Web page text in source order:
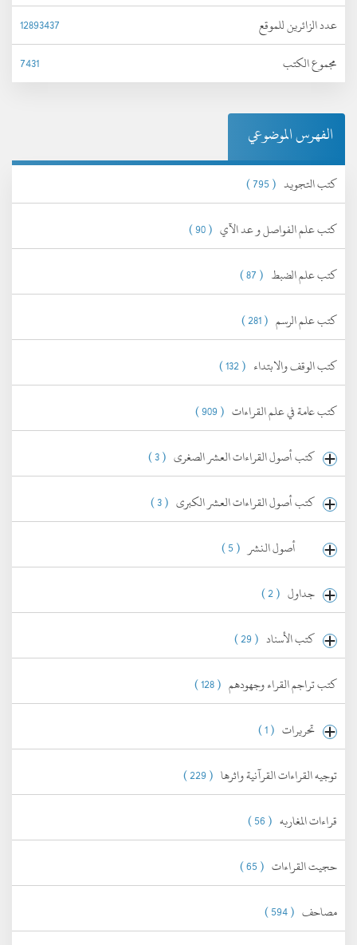
عدد الزائرين للموقع
12893437
مجموع الكتب
7431
الفهرس الموضوعي
كتب التجويد ( 795 )
كتب علم الفواصل و عد الآي ( 90 )
كتب علم الضبط ( 87 )
كتب علم الرسم ( 281 )
كتب الوقف والابتداء ( 132 )
كتب عامة في علم القراءات ( 909 )
كتب أصول القراءات العشر الصغرى ( 3 )
كتب أصول القراءات العشر الكبرى ( 3 )
أصول النشر ( 5 )
جداول ( 2 )
كتب الأسناد ( 29 )
كتب تراجم القراء وجهودهم ( 128 )
تحريرات ( 1 )
توجيه القراءات القرآنية واثرها ( 229 )
قراءات المغاربه ( 56 )
حجيت القراءات ( 65 )
مصاحف ( 594 )